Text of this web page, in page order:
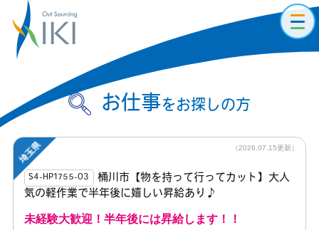
お仕事をお探しの方
S4-HP1755-03
桶川市【物を持って行ってカット】大人
気の軽作業で半年後に嬉しい昇給あり♪
未経験大歓迎！半年後には昇給します！！
（2026.07.15更新）
埼玉県